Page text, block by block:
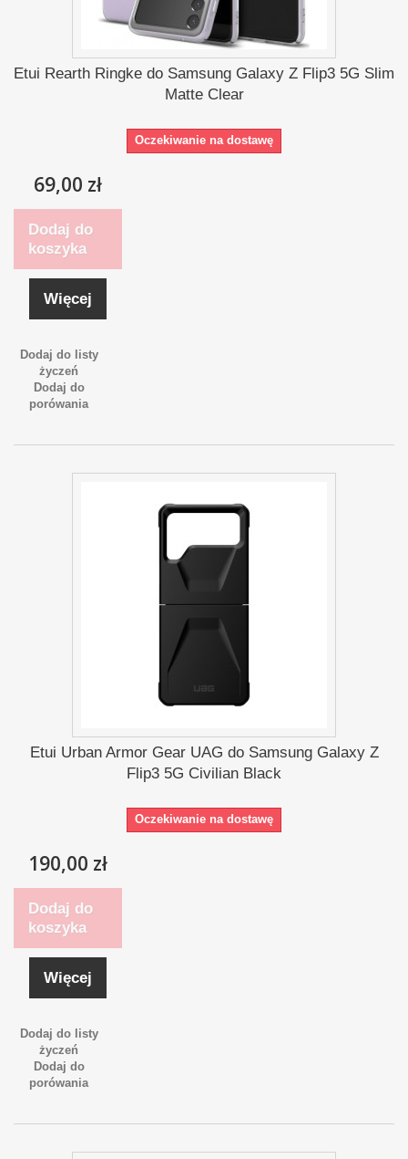
Etui Rearth Ringke do Samsung Galaxy Z Flip3 5G Slim
Matte Clear
Oczekiwanie na dostawę
69,00 zł
Dodaj do
koszyka
Więcej
Dodaj do listy
życzeń
Dodaj do
porówania
Etui Urban Armor Gear UAG do Samsung Galaxy Z
Flip3 5G Civilian Black
Oczekiwanie na dostawę
190,00 zł
Dodaj do
koszyka
Więcej
Dodaj do listy
życzeń
Dodaj do
porówania